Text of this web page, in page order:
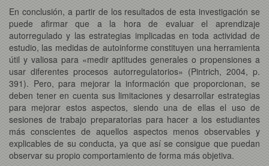
En conclusión, a partir de los resultados de esta investigación se
puede afirmar que a la hora de evaluar el aprendizaje
autorregulado y las estrategias implicadas en toda actividad de
estudio, las medidas de autoinforme constituyen una herramienta
útil y valiosa para «medir aptitudes generales o propensiones a
usar diferentes procesos autorregulatorios» (Pintrich, 2004, p.
391). Pero, para mejorar la información que proporcionan, se
deben tener en cuenta sus limitaciones y desarrollar estrategias
para mejorar estos aspectos, siendo una de ellas el uso de
sesiones de trabajo preparatorias para hacer a los estudiantes
más conscientes de aquellos aspectos menos observables y
explicables de su conducta, ya que así se consigue que puedan
observar su propio comportamiento de forma más objetiva.